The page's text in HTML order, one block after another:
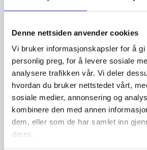
Denne nettsiden anvender cookies
Vi bruker informasjonskapsler for å
personlig preg, for å levere sosiale
analysere trafikken vår. Vi deler
hvordan du bruker nettstedet vårt,
sosiale medier, annonsering og
kombinere den med annen
dem, eller som de har samlet inn
deres.
Svindlere på nett er blitt
kopiere kjente
Er det brukt
Dette kan være et tegn
er falskt. Generelt er
som benyttes i
butikker, ikke ulike